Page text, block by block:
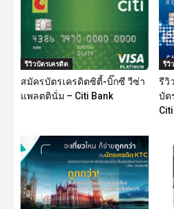
รีวิวบัตรเครดิต
สมัครบัตรเครดิตซิตี้-บิ๊กซี วีซ่า
แพลตตินั่ม – Citi Bank
รีวิ
รีวิ
บัต